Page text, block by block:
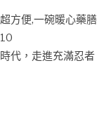
方便,一碗暖心藥膳
代，走進充滿忍者